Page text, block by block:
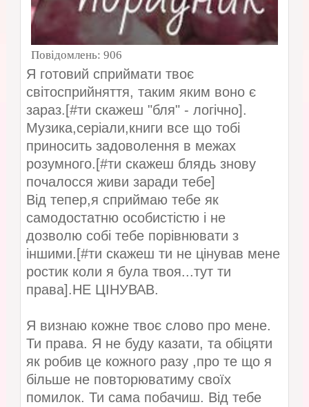
Повідомлень: 906
Я готовий сприймати твоє
світосприйняття, таким яким воно є
зараз.[#ти скажеш "бля" - логічно].
Музика,серіали,книги все що тобі
приносить задоволення в межах
розумного.[#ти скажеш блядь знову
почалосся живи заради тебе]
Від тепер,я сприймаю тебе як
самодостатню особистістю і не
дозволю собі тебе порівнювати з
іншими.[#ти скажеш ти не цінував мене
ростик коли я була твоя...тут ти
права].НЕ ЦІНУВАВ.
Я визнаю кожне твоє слово про мене.
Ти права. Я не буду казати, та обіцяти
як робив це кожного разу ,про те що я
більше не повторюватиму своїх
помилок. Ти сама побачиш. Від тебе